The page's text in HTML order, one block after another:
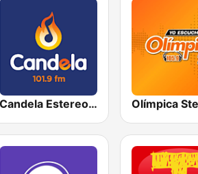
Candela Estereo 101.9 FM